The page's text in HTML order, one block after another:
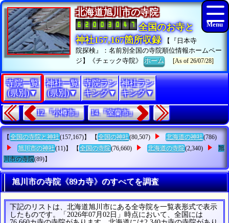
北海道旭川市の寺院
全国のお寺と
神社157,167箇所収録
【『日本寺
院探検』：名前別全国の寺院順位情報ホームペー
ジ】《チェック寺院》ホーム [As of 26/07/28]
寺院一覧
(県別)▼
神社一覧
(県別)▼
寺院ラン
キング▼
神社ラン
キング▼
12.『小樽市』 14.『室蘭市』
【 全国の寺院と神社(157,167)】 【 全国の神社(80,507) 北海道の神社(786)
旭川市の神社(11)】 【 全国の寺院(76,660) 北海道の寺院(2,340)
旭
川市の寺院(89)】
旭川市の寺院《89カ寺》のすべてを調査
下記のリストは、北海道旭川市にある全寺院を一覧表形式で表示
したものです。「2026年07月02日」時点において、全国には